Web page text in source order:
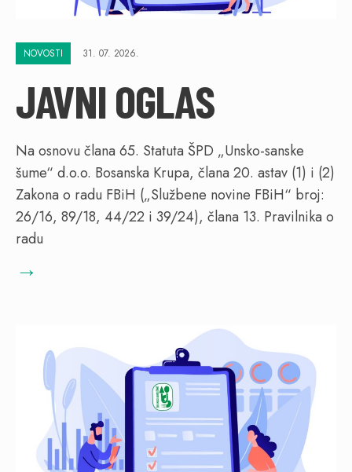
NOVOSTI 31. 07. 2026.
JAVNI OGLAS
Na osnovu člana 65. Statuta ŠPD „Unsko-sanske
šume“ d.o.o. Bosanska Krupa, člana 20. astav (1) i (2)
Zakona o radu FBiH („Službene novine FBiH“ broj:
26/16, 89/18, 44/22 i 39/24), člana 13. Pravilnika o
radu
→